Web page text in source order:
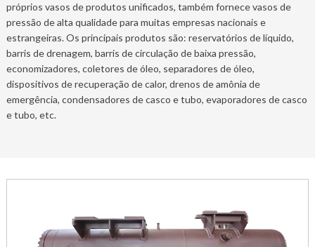
próprios vasos de produtos unificados, também fornece vasos de
pressão de alta qualidade para muitas empresas nacionais e
estrangeiras. Os principais produtos são: reservatórios de líquido,
barris de drenagem, barris de circulação de baixa pressão,
economizadores, coletores de óleo, separadores de óleo,
dispositivos de recuperação de calor, drenos de amônia de
emergência, condensadores de casco e tubo, evaporadores de casco
e tubo, etc.